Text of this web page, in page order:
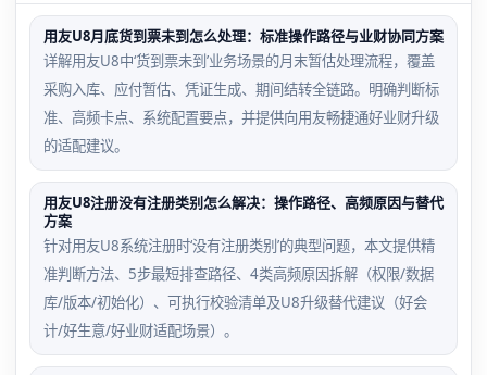
用友U8月底货到票未到怎么处理：标准操作路径与业财协同方案
详解用友U8中‘货到票未到’业务场景的月末暂估处理流程，覆盖
采购入库、应付暂估、凭证生成、期间结转全链路。明确判断标
准、高频卡点、系统配置要点，并提供向用友畅捷通好业财升级
的适配建议。
用友U8注册没有注册类别怎么解决：操作路径、高频原因与替代
方案
针对用友U8系统注册时‘没有注册类别’的典型问题，本文提供精
准判断方法、5步最短排查路径、4类高频原因拆解（权限/数据
库/版本/初始化）、可执行校验清单及U8升级替代建议（好会
计/好生意/好业财适配场景）。